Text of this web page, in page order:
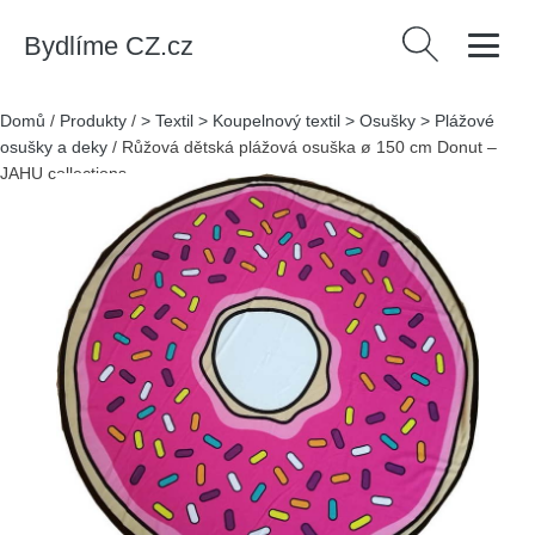
Bydlíme CZ.cz Vyhledávání
Domů / Produkty / > Textil > Koupelnový textil > Osušky > Plážové
osušky a deky / Růžová dětská plážová osuška ø 150 cm Donut –
JAHU collections